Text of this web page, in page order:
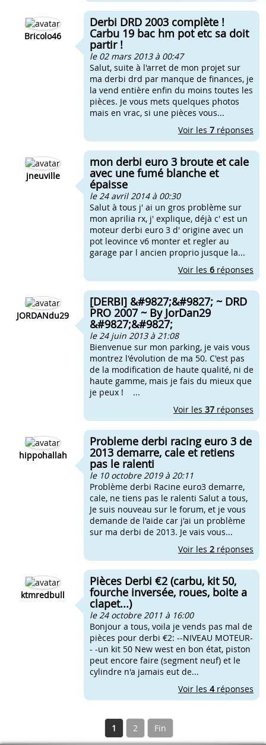
Bricolo46
Derbi DRD 2003 complète !
Carbu 19 bac hm pot etc sa doit
partir !
le 02 mars 2013 à 00:47
Salut, suite à l'arret de mon projet sur
ma derbi drd par manque de finances, je
la vend entière enfin du moins toutes les
pièces. Je vous mets quelques photos
mais en vrac, si une pièces vous...
Voir les 7 réponses
jneuville
mon derbi euro 3 broute et cale
avec une fumé blanche et
épaisse
le 24 avril 2014 à 00:30
Salut à tous j' ai un gros problème sur
mon aprilia rx, j' explique, déjà c' est un
moteur derbi euro 3 d' origine avec un
pot leovince v6 monter et regler au
garage par l ancien proprio jusque la...
Voir les 6 réponses
JORDANdu29
[DERBI] &#9827;&#9827; ~ DRD
PRO 2007 ~ By JorDan29
&#9827;&#9827;
le 24 juin 2013 à 21:08
Bienvenue sur mon parking, je vais vous
montrez l'évolution de ma 50. C'est pas
de la modification de haute qualité, ni de
haute gamme, mais je fais du mieux que
je peux ! ...
Voir les 37 réponses
hippohallah
Probleme derbi racing euro 3 de
2013 demarre, cale et retiens
pas le ralenti
le 10 octobre 2019 à 20:11
Problème derbi Racine euro3 demarre,
cale, ne tiens pas le ralenti Salut a tous,
Je suis nouveau sur le forum, et je vous
demande de l'aide car j'ai un problème
sur ma derbi de 2013. Je vais vous...
Voir les 2 réponses
ktmredbull
Pièces Derbi €2 (carbu, kit 50,
fourche inversée, roues, boite a
clapet...)
le 24 octobre 2011 à 16:00
Bonjour a tous, voila je vends pas mal de
pièces pour derbi €2: --NIVEAU MOTEUR-
- -un kit 50 New west en bon état, piston
peut encore faire (segment neuf) et le
cylindre n'a jamais eut de...
Voir les 4réponses
1 2 Fin